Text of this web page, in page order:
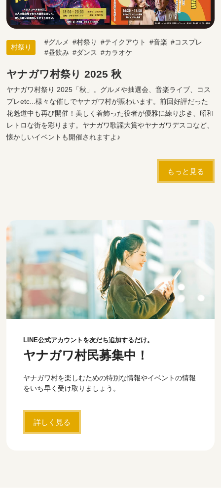
村祭り
グルメ 村祭り テイクアウト 音楽
コスプレ
昼飲み
ダンス カラオケ
ヤナガワ村祭り 2025 秋
ヤナガワ村祭り 2025「秋」。グルメや抽選会、音楽ライブ、コス
プレetc...様々な催しでヤナガワ村が賑わいます。前回好評だった
花魁道中も再び開催！美しく着飾った役者が優雅に練り歩き、昭和
レトロな街を彩ります。ヤナガワ歌謡大賞やヤナガワデスコなど、
懐かしいイベントも開催されますよ♪
もっと見る
LINE公式アカウントを友だち追加するだけ。
ヤナガワ村民募集中！
ヤナガワ村を楽しむための特別な情報やイベントの情報
をいち早く受け取りましょう。
詳しく見る